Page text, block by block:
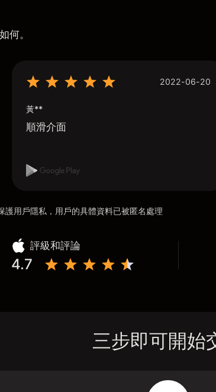
何。
2022-06-20
黃**
順滑介面
用戶隱私，用戶的具體資料已被匿名處理
評級和評論
4.7
三步即可開始